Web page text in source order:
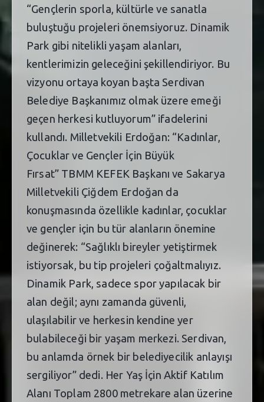
“Gençlerin sporla, kültürle ve sanatla
buluştuğu projeleri önemsiyoruz. Dinamik
Park gibi nitelikli yaşam alanları,
kentlerimizin geleceğini şekillendiriyor. Bu
vizyonu ortaya koyan başta Serdivan
Belediye Başkanımız olmak üzere emeği
geçen herkesi kutluyorum” ifadelerini
kullandı. Milletvekili Erdoğan: “Kadınlar,
Çocuklar ve Gençler İçin Büyük
Fırsat” TBMM KEFEK Başkanı ve Sakarya
Milletvekili Çiğdem Erdoğan da
konuşmasında özellikle kadınlar, çocuklar
ve gençler için bu tür alanların önemine
değinerek: “Sağlıklı bireyler yetiştirmek
istiyorsak, bu tip projeleri çoğaltmalıyız.
Dinamik Park, sadece spor yapılacak bir
alan değil; aynı zamanda güvenli,
ulaşılabilir ve herkesin kendine yer
bulabileceği bir yaşam merkezi. Serdivan,
bu anlamda örnek bir belediyecilik anlayışı
sergiliyor” dedi. Her Yaş İçin Aktif Katılım
Alanı Toplam 2800 metrekare alan üzerine